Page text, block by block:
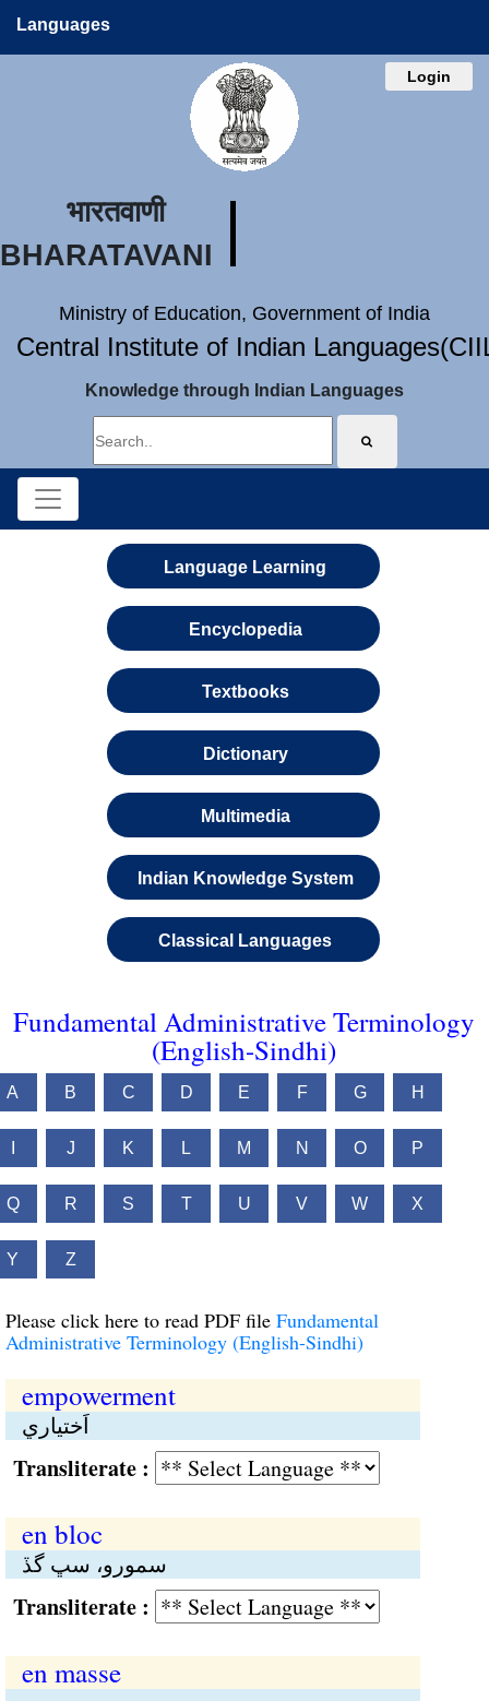
Languages
Login
भारतवाणी
BHARATAVANI
Ministry of Education, Government of India
Central Institute of Indian
Knowledge through Indian Languages
Language Learning
Encyclopedia
Textbooks
Dictionary
Multimedia
Indian Knowledge System
Classical Languages
Fundamental Administrative Terminology
(English-Sindhi)
A B C D E F G H
J K L M N O P
Q R S T U V W X
Y Z
Please click here to read PDF file Fundamental
Administrative Terminology (English-Sindhi)
empowerment
اَختياري
:
en bloc
سمورو، سڀ گڏ
:
en masse